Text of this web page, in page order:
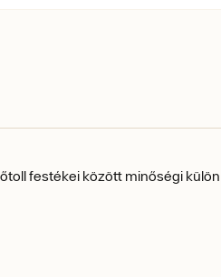
festékei között minőségi